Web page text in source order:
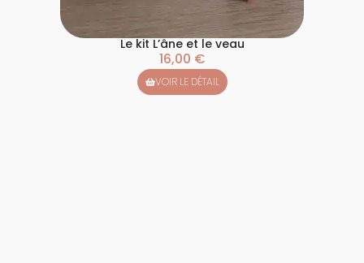
Le kit L’âne et le veau
16,00 €
VOIR LE DÉTAIL